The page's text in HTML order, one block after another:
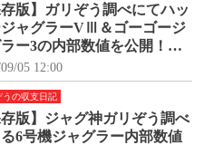
存版】ガリぞう調べにてハッ
ジャグラーVⅢ＆ゴーゴージ
ー3の内部数値を公開！
日記#171：2023年6月6日
6月12日(月)】
05 12:00
うの収支日記
存版】ジャグ神ガリぞう調べ
6号機ジャグラー内部数値